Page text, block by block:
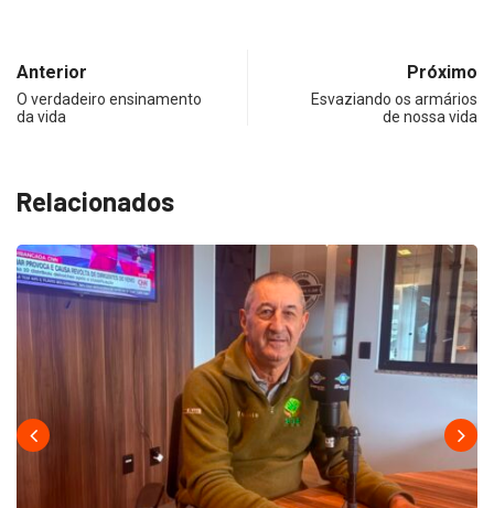
Anterior
O verdadeiro ensinamento
da vida
Próximo
Esvaziando os armários
de nossa vida
Relacionados